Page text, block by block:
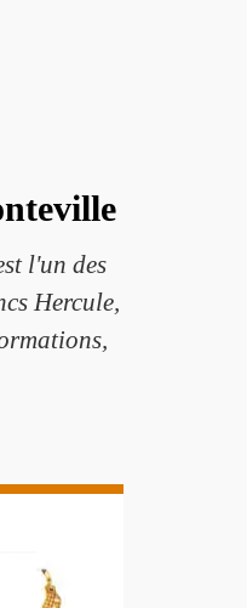
l'un des
Hercule,